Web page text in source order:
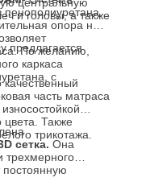
центральную
и головы, а также
пенополиуретана.
опора на
По желанию,
каркаса
с
предлагается
качественный
часть матраса
цвета. Также
трикотажа.
сетка. Она
трехмерного
постоянную